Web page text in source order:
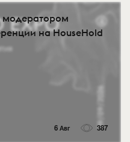
модератором
на HouseHold
6 Авг 387